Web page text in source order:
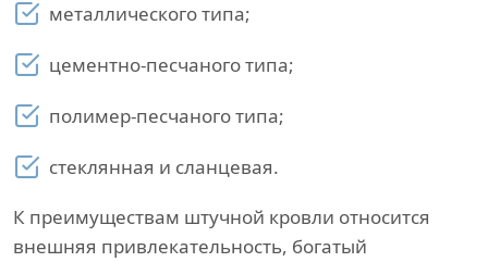
металлического типа;
цементно-песчаного типа;
полимер-песчаного типа;
стеклянная и сланцевая.
К преимуществам штучной кровли относится
внешняя привлекательность, богатый